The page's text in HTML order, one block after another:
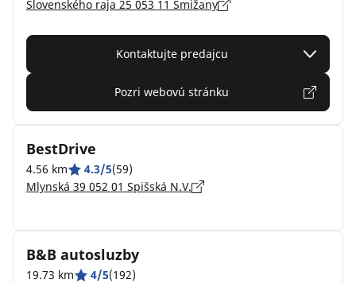
Slovenského raja 25 053 11 Smižany
Kontaktujte predajcu
Pozri webovú stránku
BestDrive
4.56 km 4.3/5(59)
Mlynská 39 052 01 Spišská N.V.
B&B autosluzby
19.73 km 4/5(192)